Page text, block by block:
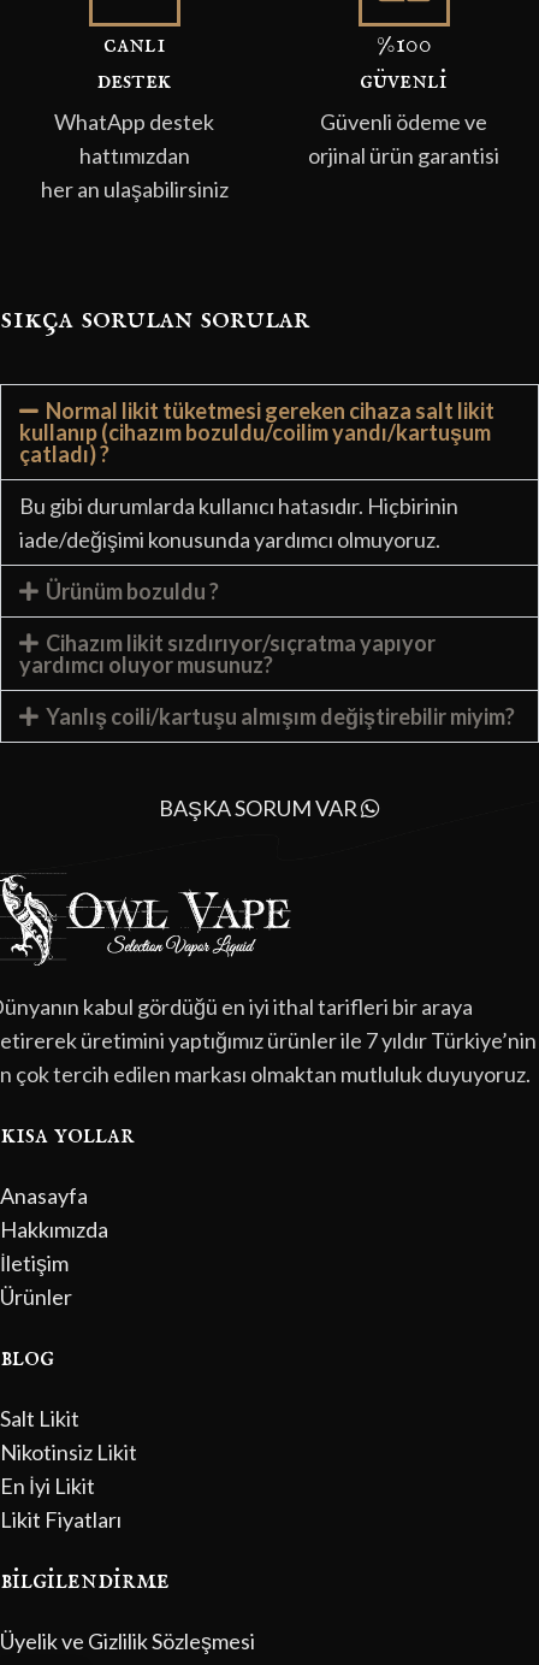
canli
destek
WhatApp destek
hattımızdan
her an ulaşabilirsiniz
%100
güvenli̇
Güvenli ödeme ve
orjinal ürün garantisi
sıkça sorulan sorular
Normal likit tüketmesi gereken cihaza salt likit
kullanıp (cihazım bozuldu/coilim yandı/kartuşum
çatladı) ?
Bu gibi durumlarda kullanıcı hatasıdır. Hiçbirinin
iade/değişimi konusunda yardımcı olmuyoruz.
Ürünüm bozuldu ?
Cihazım likit sızdırıyor/sıçratma yapıyor
yardımcı oluyor musunuz?
Yanlış coili/kartuşu almışım değiştirebilir miyim?
BAŞKA SORUM VAR
kabul gördüğü en iyi ithal tarifleri bir araya
üretimini yaptığımız ürünler ile 7 yıldır Türkiye’nin
çok tercih edilen markası olmaktan mutluluk duyuyoruz.
kısa yollar
Anasayfa
Hakkımızda
İletişim
Ürünler
blog
Salt Likit
Nikotinsiz Likit
En İyi Likit
Likit Fiyatları
bilgilendirme
Üyelik ve Gizlilik Sözleşmesi